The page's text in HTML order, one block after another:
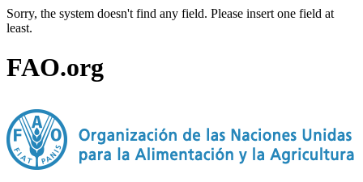
Sorry, the system doesn't find any field. Please insert one field at
least.
FAO.org